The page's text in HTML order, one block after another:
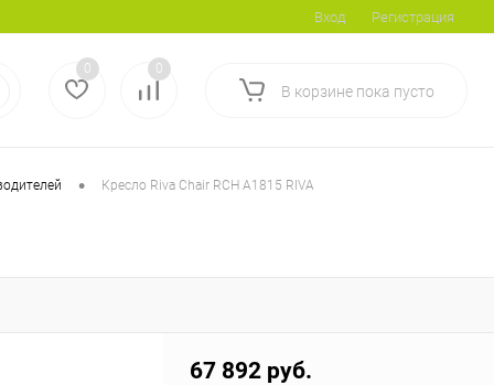
Вход Регистрация
0 0
В корзине пока пусто
• Кресло Riva Chair RCH A1815 RIVA
67 892 руб.